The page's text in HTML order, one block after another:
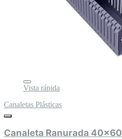
Vista rápida
Canaletas Plásticas
Canaleta Ranurada 40x60